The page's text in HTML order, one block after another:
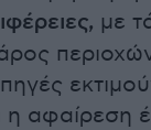
με
η